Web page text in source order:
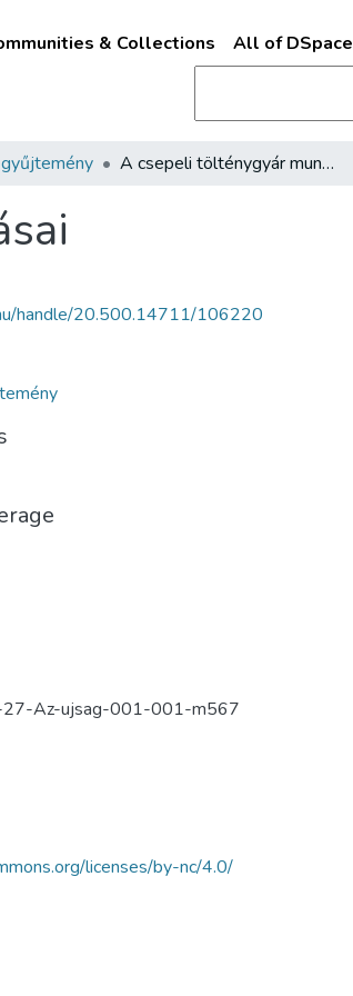
& Collections All of DSpace
A csepeli tölténygyár munkásai
handle/20.500.14711/106220
Az-ujsag-001-001-m567
licenses/by-nc/4.0/